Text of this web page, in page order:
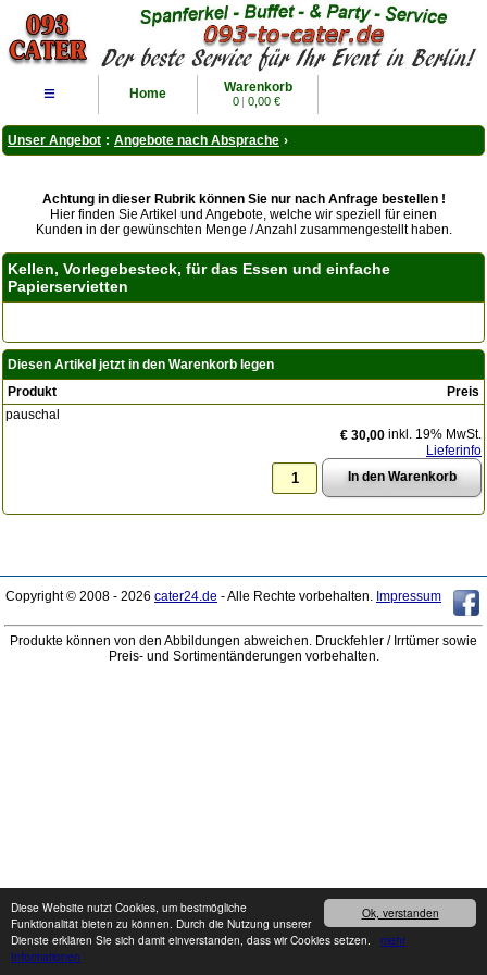
Ok, verstanden
Diese Website nutzt Cookies, um bestmögliche
Funktionalität bieten zu können. Durch die Nutzung unserer
Dienste erklären Sie sich damit einverstanden, dass wir Cookies setzen. mehr
Informationen
≡ Home Warenkorb
0 | 0,00 €
Unser Angebot : Angebote nach Absprache ›
Achtung in dieser Rubrik können Sie nur nach Anfrage bestellen !
Hier finden Sie Artikel und Angebote, welche wir speziell für einen
Kunden in der gewünschten Menge / Anzahl zusammengestellt haben.
Kellen, Vorlegebesteck, für das Essen und einfache
Papierservietten
Diesen Artikel jetzt in den Warenkorb legen
Produkt
Preis
pauschal
€ 30,00 inkl. 19% MwSt.
Lieferinfo
Copyright © 2008 - 2026 cater24.de - Alle Rechte vorbehalten. Impressum
Produkte können von den Abbildungen abweichen. Druckfehler / Irrtümer sowie
Preis- und Sortimentänderungen vorbehalten.